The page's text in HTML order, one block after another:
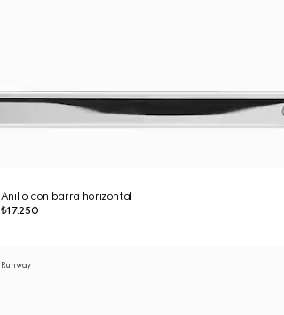
Anillo con barra horizontal
₺17.250
Runway